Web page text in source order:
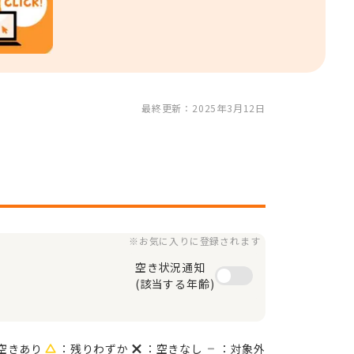
最終更新：2025年3月12日
※お気に入りに登録されます
空き状況通知
(該当する年齢)
きあり ：残りわずか ：空きなし ：対象外